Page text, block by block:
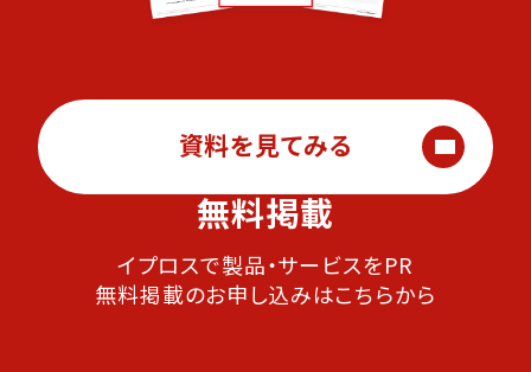
資料を見てみる
無料掲載
イプロスで製品・サービスをPR
無料掲載のお申し込みはこちらから